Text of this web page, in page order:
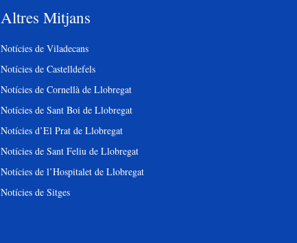
Altres Mitjans
Notícies de Viladecans
Notícies de Castelldefels
Notícies de Cornellà de Llobregat
Notícies de Sant Boi de Llobregat
Notícies d’El Prat de Llobregat
Notícies de Sant Feliu de Llobregat
Notícies de l’Hospitalet de Llobregat
Notícies de Sitges